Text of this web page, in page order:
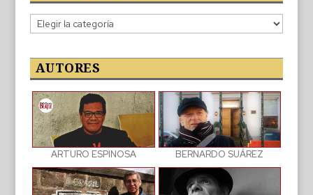
Categorías
de
publicaciones
AUTORES
ARTURO ESPINOSA BERNARDO SUÁREZ